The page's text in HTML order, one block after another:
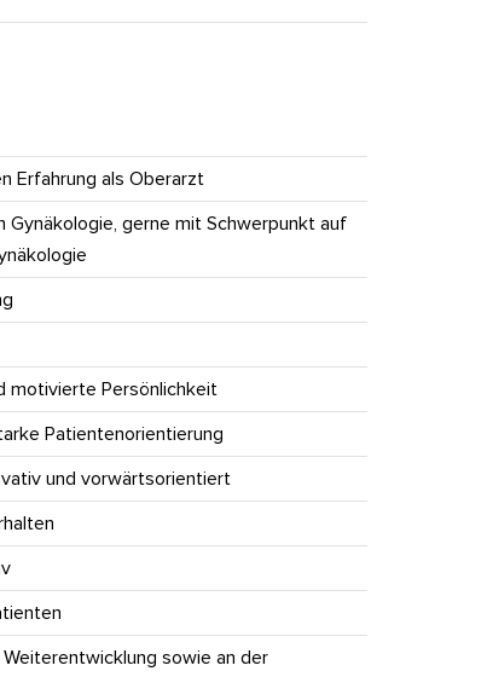
Erfahrung als Oberarzt
gerne mit Schwerpunkt auf
motivierte Persönlichkeit
Patientenorientierung
und vorwärtsorientiert
sowie an der